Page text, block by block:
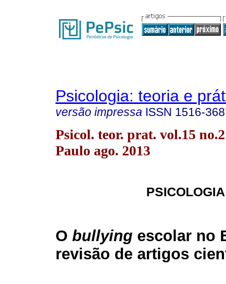
Psicologia: teoria e
versão impressa ISSN 1516-
Psicol. teor. prat. vol.15
Paulo ago. 2013
O bullying escolar no
revisão de artigos